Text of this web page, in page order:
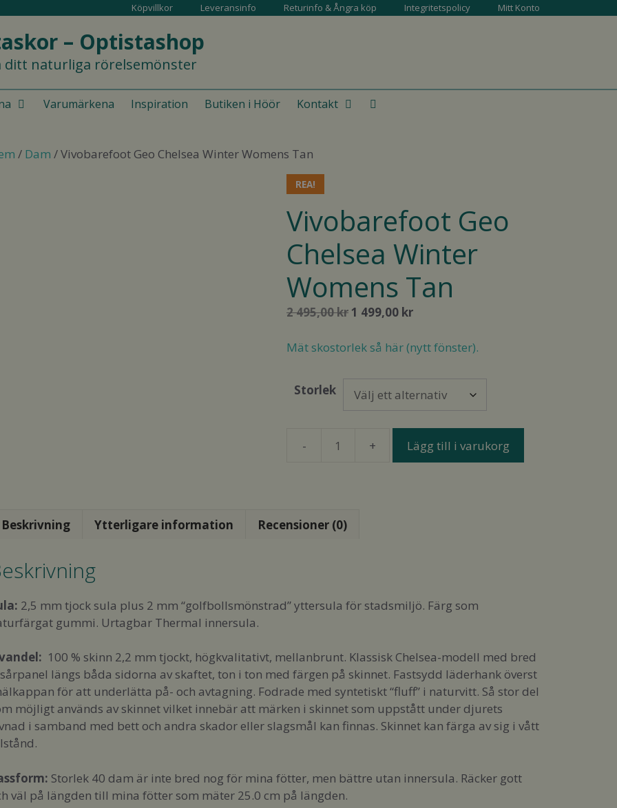
Köpvillkor Leveransinfo Returinfo & Ångra köp Integritetspolicy Mitt Konto
– Optistashop
ditt naturliga rörelsemönster
Varumärkena Inspiration Butiken i Höör Kontakt
/ Dam / Vivobarefoot Geo Chelsea Winter Womens Tan
REA!
Vivobarefoot Geo
Chelsea Winter
Womens Tan
2 495,00kr Det
priset
495,00 kr.
1 499,00 krDet
priset
499,00 kr.
Mät skostorlek så här (nytt fönster).
Storlek
Vivobarefoot
Womens
Lägg till i varukorg
Beskrivning Ytterligare information Recensioner (0)
2,5 mm tjock sula plus 2 mm “golfbollsmönstrad” yttersula för stadsmiljö. Färg som
gummi. Urtagbar Thermal innersula.
100 % skinn 2,2 mm tjockt, högkvalitativt, mellanbrunt. Klassisk Chelsea-modell med bred
längs båda sidorna av skaftet, ton i ton med färgen på skinnet. Fastsydd läderhank överst
för att underlätta på- och avtagning. Fodrade med syntetiskt “fluff” i naturvitt. Så stor del
möjligt används av skinnet vilket innebär att märken i skinnet som uppstått under djurets
i samband med bett och andra skador eller slagsmål kan finnas. Skinnet kan färga av sig i vått
: Storlek 40 dam är inte bred nog för mina fötter, men bättre utan innersula. Räcker gott
väl på längden till mina fötter som mäter 25.0 cm på längden.